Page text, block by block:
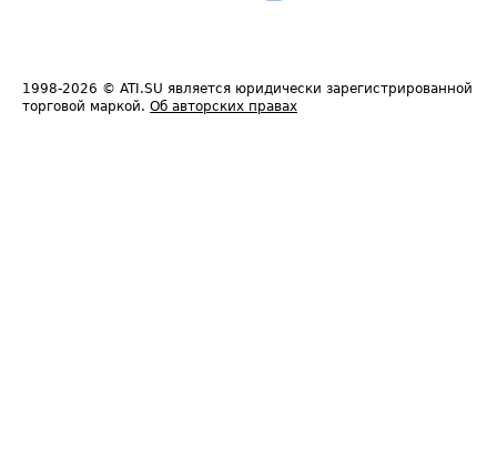
1998-2026 © ATI.SU является юридически зарегистрированной
торговой маркой. Об авторских правах